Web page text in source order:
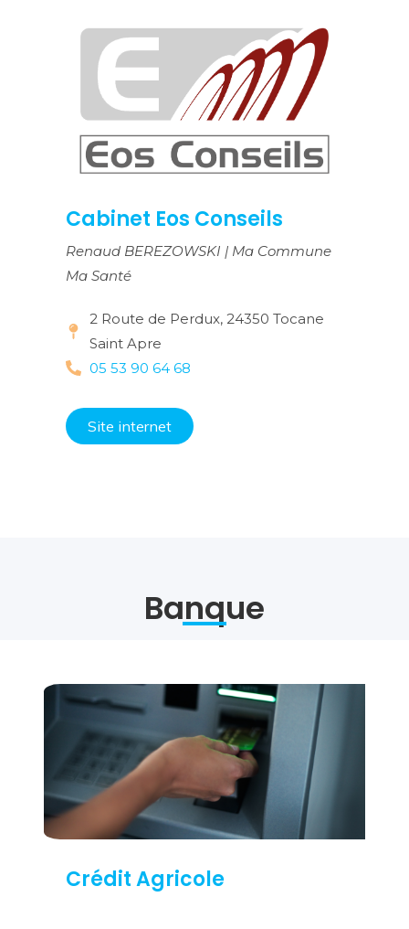
Cabinet Eos Conseils
Renaud BEREZOWSKI | Ma Commune
Ma Santé
2 Route de Perdux, 24350 Tocane
Saint Apre
05 53 90 64 68
Site internet
Banque
Crédit Agricole